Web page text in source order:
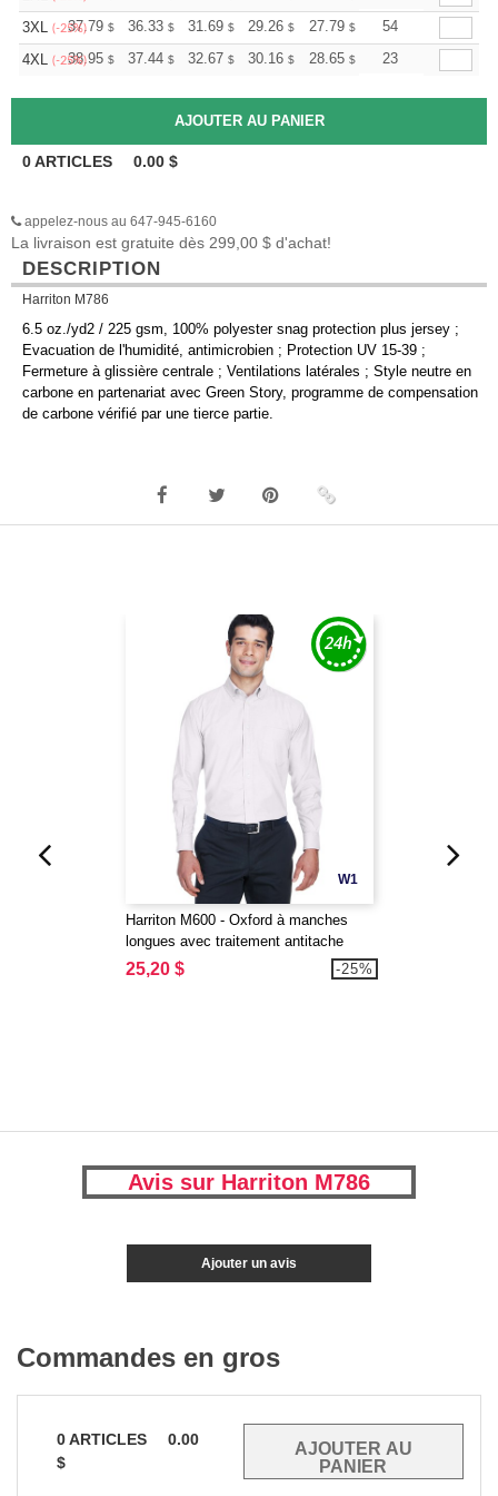
3XL (-25%)37.79 $ 36.33 $ 31.69 $ 29.26 $ 27.79 $ 27.31
54
4XL (-25%)38.95 $ 37.44 $ 32.67 $ 30.16 $ 28.65 $ 28.15
23
0ARTICLES 0.00 $
appelez-nous au 647-945-6160
La livraison est gratuite dès 299,00 $ d'achat!
DESCRIPTION
Harriton M786
6.5 oz./yd2 / 225 gsm, 100% polyester snag protection plus jersey ;
Evacuation de l'humidité, antimicrobien ; Protection UV 15-39 ;
Fermeture à glissière centrale ; Ventilations latérales ; Style neutre en
carbone en partenariat avec Green Story, programme de compensation
de carbone vérifié par une tierce partie.
W1
Harriton M600 - Oxford à manches
longues avec traitement antitache
25,20 $ -25%
Avis sur Harriton M786
Ajouter un avis
Commandes en gros
0ARTICLES
0.00
$